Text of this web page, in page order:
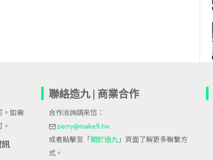
。如需
聯絡造九 | 商業合作
合作洽詢請來信：
perry@make9.tw
或者點擊至「關於造九 」頁面了解更多聯繫方
式。